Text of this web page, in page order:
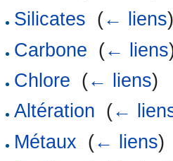
Silicates (← liens)
Carbone (← liens
Chlore (← liens)
Altération (←
Métaux (← liens)